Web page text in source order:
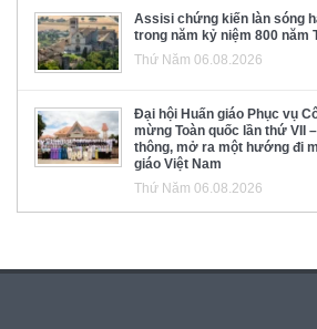
Assisi chứng kiến làn sóng
trong năm kỷ niệm 800 năm
Thứ Năm 06.08.2026
Đại hội Huấn giáo Phục vụ
mừng Toàn quốc lần thứ VII
thông, mở ra một hướng đi
giáo Việt Nam
Thứ Năm 06.08.2026